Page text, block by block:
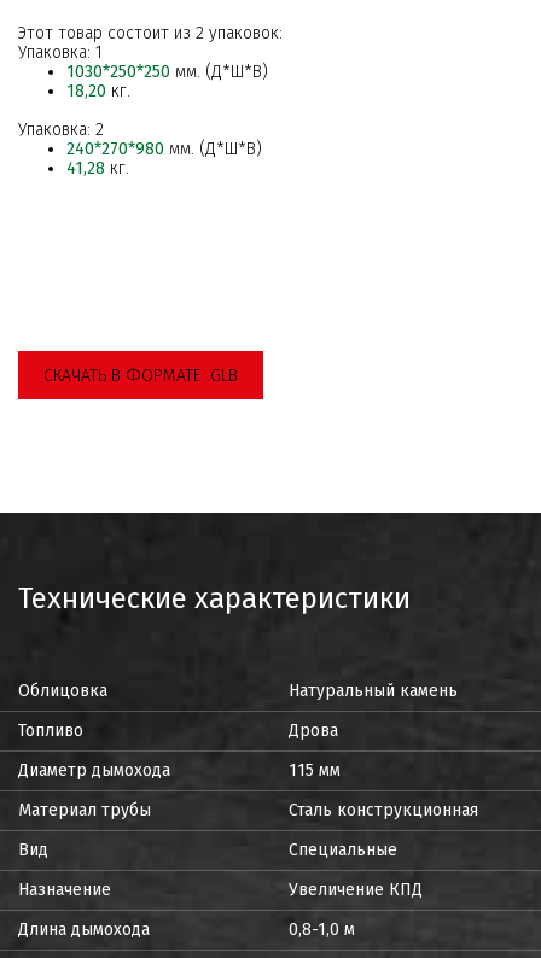
Этот товар состоит из 2 упаковок:
Упаковка: 1
1030*250*250 мм. (Д*Ш*В)
18,20 кг.
Упаковка: 2
240*270*980 мм. (Д*Ш*В)
41,28 кг.
СКАЧАТЬ В ФОРМАТЕ .GLB
Технические характеристики
Облицовка
Натуральный камень
Топливо
Дрова
Диаметр дымохода
115 мм
Материал трубы
Сталь конструкционная
Вид
Специальные
Назначение
Увеличение КПД
Длина дымохода
0,8-1,0 м